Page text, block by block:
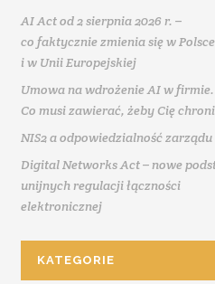
AI Act od 2 sierpnia 2026 r. –
co faktycznie zmienia się w Polsce
i w Unii Europejskiej
Umowa na wdrożenie AI w firmie.
Co musi zawierać, żeby Cię
NIS2 a odpowiedzialność zarządu
Digital Networks Act – nowe
unijnych regulacji łączności
elektronicznej
KATEGORIE